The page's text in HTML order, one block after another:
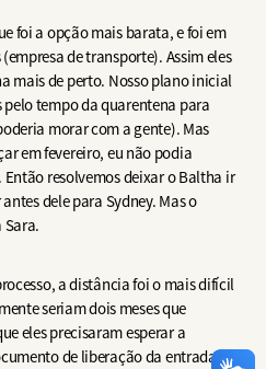
foi a opção mais barata, e foi em
de transporte). Assim eles
mais de perto. Nosso plano inicial
pelo tempo da quarentena para
morar com a gente). Mas
em fevereiro, eu não podia
resolvemos deixar o Baltha ir
dele para Sydney. Mas o
a distância foi o mais difícil
seriam dois meses que
eles precisaram esperar a
de liberação da entrada do